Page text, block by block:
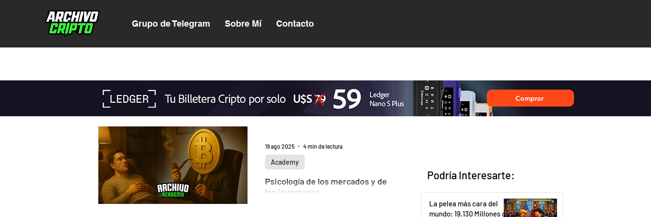
Grupo de Telegram Sobre Mí Contacto
Comprar
Psicología de los mercados y de
los inversores
Academy
19 ago 2025 4 min de lectura
Podría Interesarte:
La pelea más cara del
mundo: 19.130 Millones de